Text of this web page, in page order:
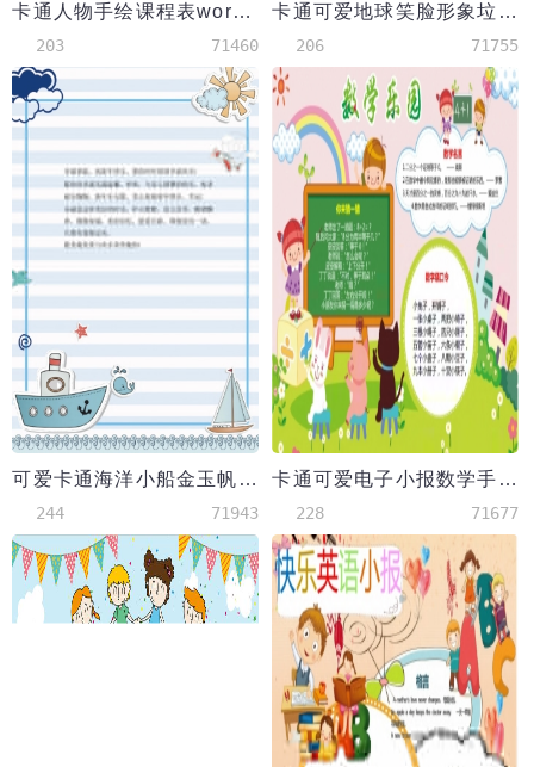
卡通人物手绘课程表word模板
203 71460
卡通可爱地球笑脸形象垃圾分类手抄报
206 71755
可爱卡通海洋小船金玉帆船信纸
244 71943
卡通可爱电子小报数学手抄报word模板
228 71677